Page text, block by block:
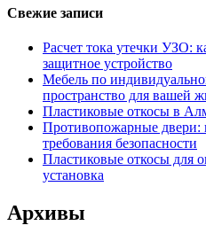
Свежие записи
Расчет тока утечки УЗО:
защитное устройство
Мебель по
пространство для вашей
Пластиковые откосы в
Противопожарные двери:
требования безопасности
Пластиковые откосы для
установка
Архивы